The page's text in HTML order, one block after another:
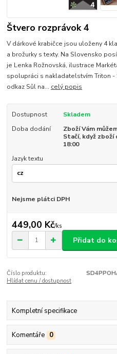
Štvero rozprávok 4
V dárkové krabičce jsou uloženy 4
a brožurky s texty. Na Slovensko
je Lenka Rožnovská, ilustrace
spolupráci s nakladatelstvím Triton -
odkaz Sůl na... celý popis
Dostupnost
Skladem
Doba dodání
Zboží Vám
Stačí, když
18:00
Jazyk textu
Nejsme plátci DPH
449,00 Kč/ks
Přidat do
Číslo produktu:
Hlídat cenu / dostupnost
Kompletní specifikace
Komentáře 0